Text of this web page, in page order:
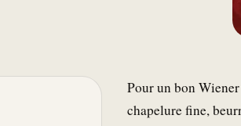
Pour un bon
chapelure fine,